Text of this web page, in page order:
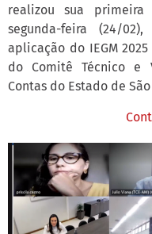
realizou sua
segunda-feira (24/
aplicação do IEGM
do Comitê Técnico e
Contas do Estado de São